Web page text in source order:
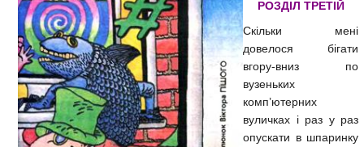
РОЗДІЛ ТРЕТІЙ
Скільки мені
довелося бігати
вгору-вниз по
вузеньких
комп’ютерних
вуличках і раз у раз
опускати в шпаринку